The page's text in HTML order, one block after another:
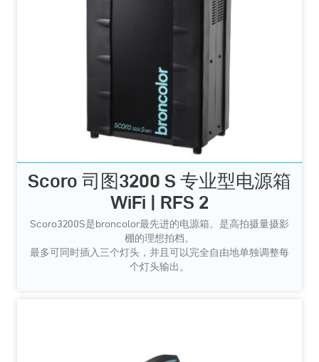
Scoro 司图3200 S 专业型电源箱
WiFi | RFS 2
Scoro3200S是broncolor最先进的电源箱。是高拍摄量摄影
棚的理想拍档。
最多可同时插入三个灯头，并且可以完全自由地单独调整每
个灯头输出。